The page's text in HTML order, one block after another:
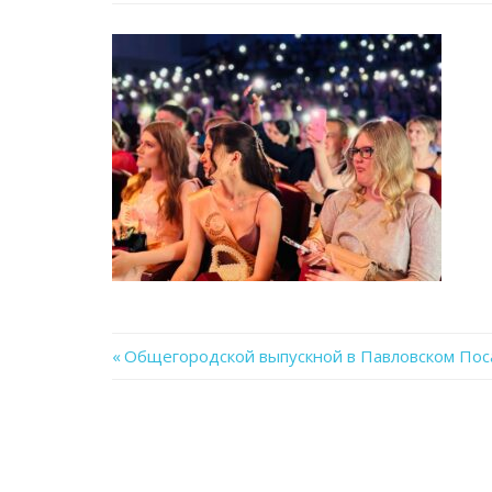
Previous
Общегородской выпускной в Павловском